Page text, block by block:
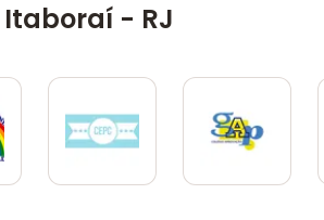
- RJ